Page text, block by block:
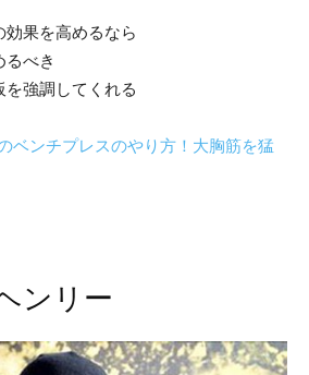
効果を高めるなら
るべき
強調してくれる
ベンチプレスのやり方！大胸筋を猛
ンリー